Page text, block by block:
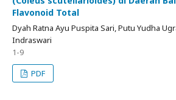
Flavonoid Total
Dyah Ratna Ayu Puspita Sari, Putu Yudha
Indraswari
1-9
PDF